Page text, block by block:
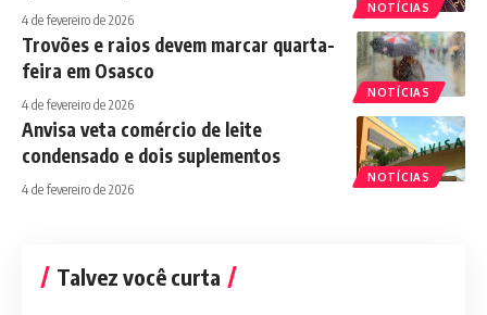
NOTÍCIAS
4 de fevereiro de 2026
NOTÍCIAS
Trovões e raios devem marcar quarta-
feira em Osasco
4 de fevereiro de 2026
NOTÍCIAS
Anvisa veta comércio de leite
condensado e dois suplementos
4 de fevereiro de 2026
Talvez você curta